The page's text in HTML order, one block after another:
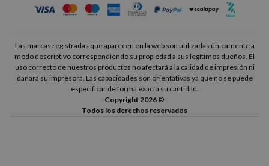
Las marcas registradas que aparecen en la web son utilizadas únicamente a
modo descriptivo correspondiendo su propiedad a sus legítimos dueños. El
uso correcto de nuestros productos no afectará a la calidad de impresión ni
dañará su impresora. Las capacidades son orientativas ya que no se puede
especificar de forma exacta su cantidad.
Copyright 2026 ©
Todos los derechos reservados